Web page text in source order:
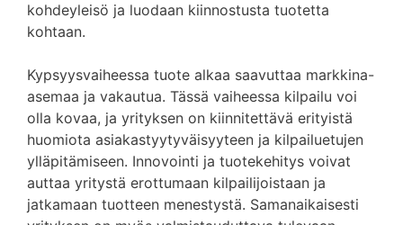
kohdeyleisö ja luodaan kiinnostusta tuotetta
kohtaan.
Kypsyysvaiheessa tuote alkaa saavuttaa markkina-
asemaa ja vakautua. Tässä vaiheessa kilpailu voi
olla kovaa, ja yrityksen on kiinnitettävä erityistä
huomiota asiakastyytyväisyyteen ja kilpailuetujen
ylläpitämiseen. Innovointi ja tuotekehitys voivat
auttaa yritystä erottumaan kilpailijoistaan ja
jatkamaan tuotteen menestystä. Samanaikaisesti